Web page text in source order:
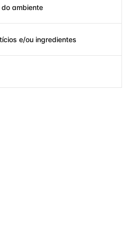
ambiente
e/ou ingredientes